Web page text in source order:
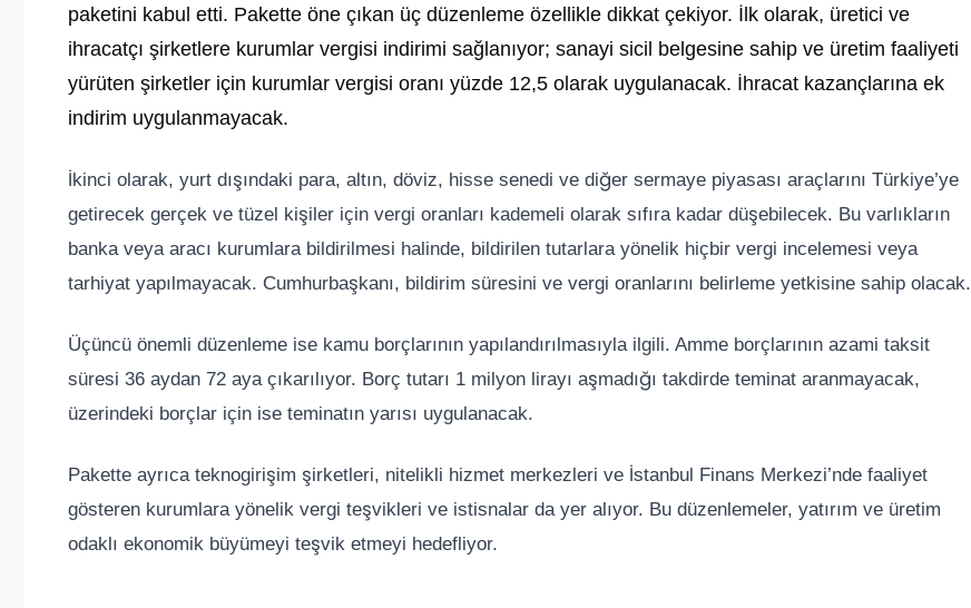
paketini kabul etti. Pakette öne çıkan üç düzenleme özellikle dikkat çekiyor. İlk olarak, üretici ve
ihracatçı şirketlere kurumlar vergisi indirimi sağlanıyor; sanayi sicil belgesine sahip ve üretim faaliyeti
yürüten şirketler için kurumlar vergisi oranı yüzde 12,5 olarak uygulanacak. İhracat kazançlarına ek
indirim uygulanmayacak.
İkinci olarak, yurt dışındaki para, altın, döviz, hisse senedi ve diğer sermaye piyasası araçlarını Türkiye’ye
getirecek gerçek ve tüzel kişiler için vergi oranları kademeli olarak sıfıra kadar düşebilecek. Bu varlıkların
banka veya aracı kurumlara bildirilmesi halinde, bildirilen tutarlara yönelik hiçbir vergi incelemesi veya
tarhiyat yapılmayacak. Cumhurbaşkanı, bildirim süresini ve vergi oranlarını belirleme yetkisine sahip olacak.
Üçüncü önemli düzenleme ise kamu borçlarının yapılandırılmasıyla ilgili. Amme borçlarının azami taksit
süresi 36 aydan 72 aya çıkarılıyor. Borç tutarı 1 milyon lirayı aşmadığı takdirde teminat aranmayacak,
üzerindeki borçlar için ise teminatın yarısı uygulanacak.
Pakette ayrıca teknogirişim şirketleri, nitelikli hizmet merkezleri ve İstanbul Finans Merkezi’nde faaliyet
gösteren kurumlara yönelik vergi teşvikleri ve istisnalar da yer alıyor. Bu düzenlemeler, yatırım ve üretim
odaklı ekonomik büyümeyi teşvik etmeyi hedefliyor.